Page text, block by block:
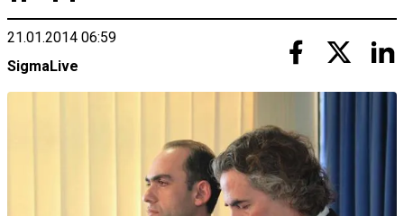
21.01.2014 06:59
SigmaLive